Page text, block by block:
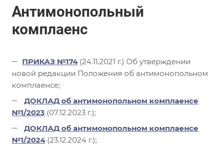
Антимонопольный
комплаенс
ПРИКАЗ №174(24.11.2021 г.) Об утверждении
новой редакции Положения об антимонопольном
комплаенсе;
ДОКЛАД об антимонопольном комплаенсе
№1/2023 (07.12.2023 г.);
ДОКЛАД об антимонопольном комплаенсе
№1/2024(23.12.2024 г.);